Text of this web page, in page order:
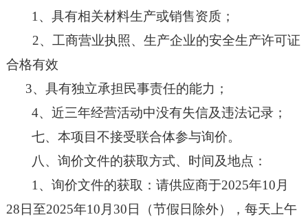
1 、 具有相关材料生产或销售资质；
2、 工商营业执照、生产企业的安全生产许可证
合格有效
3、 具有独立承担民事责任的能力；
4、 近三年经营活动中没有失信及违法记录；
七、本项目不接受联合体参与询价。
八、询价文件的获取方式、时间及地点：
1、询价文件的获取：请供应商于2025年10月
28日至2025年10月30日（节假日除外），每天上午